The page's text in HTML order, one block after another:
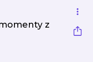
z